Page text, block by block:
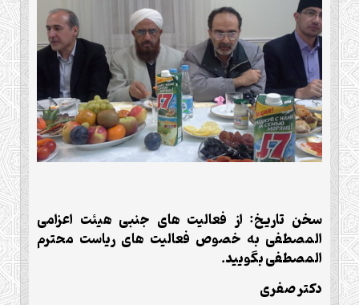
سخن تاریخ: از فعالیت های جنبی هیئت اعزامی
المصطفی به خصوص فعالیت های ریاست محترم
المصطفی بگویید.
دکتر صفری